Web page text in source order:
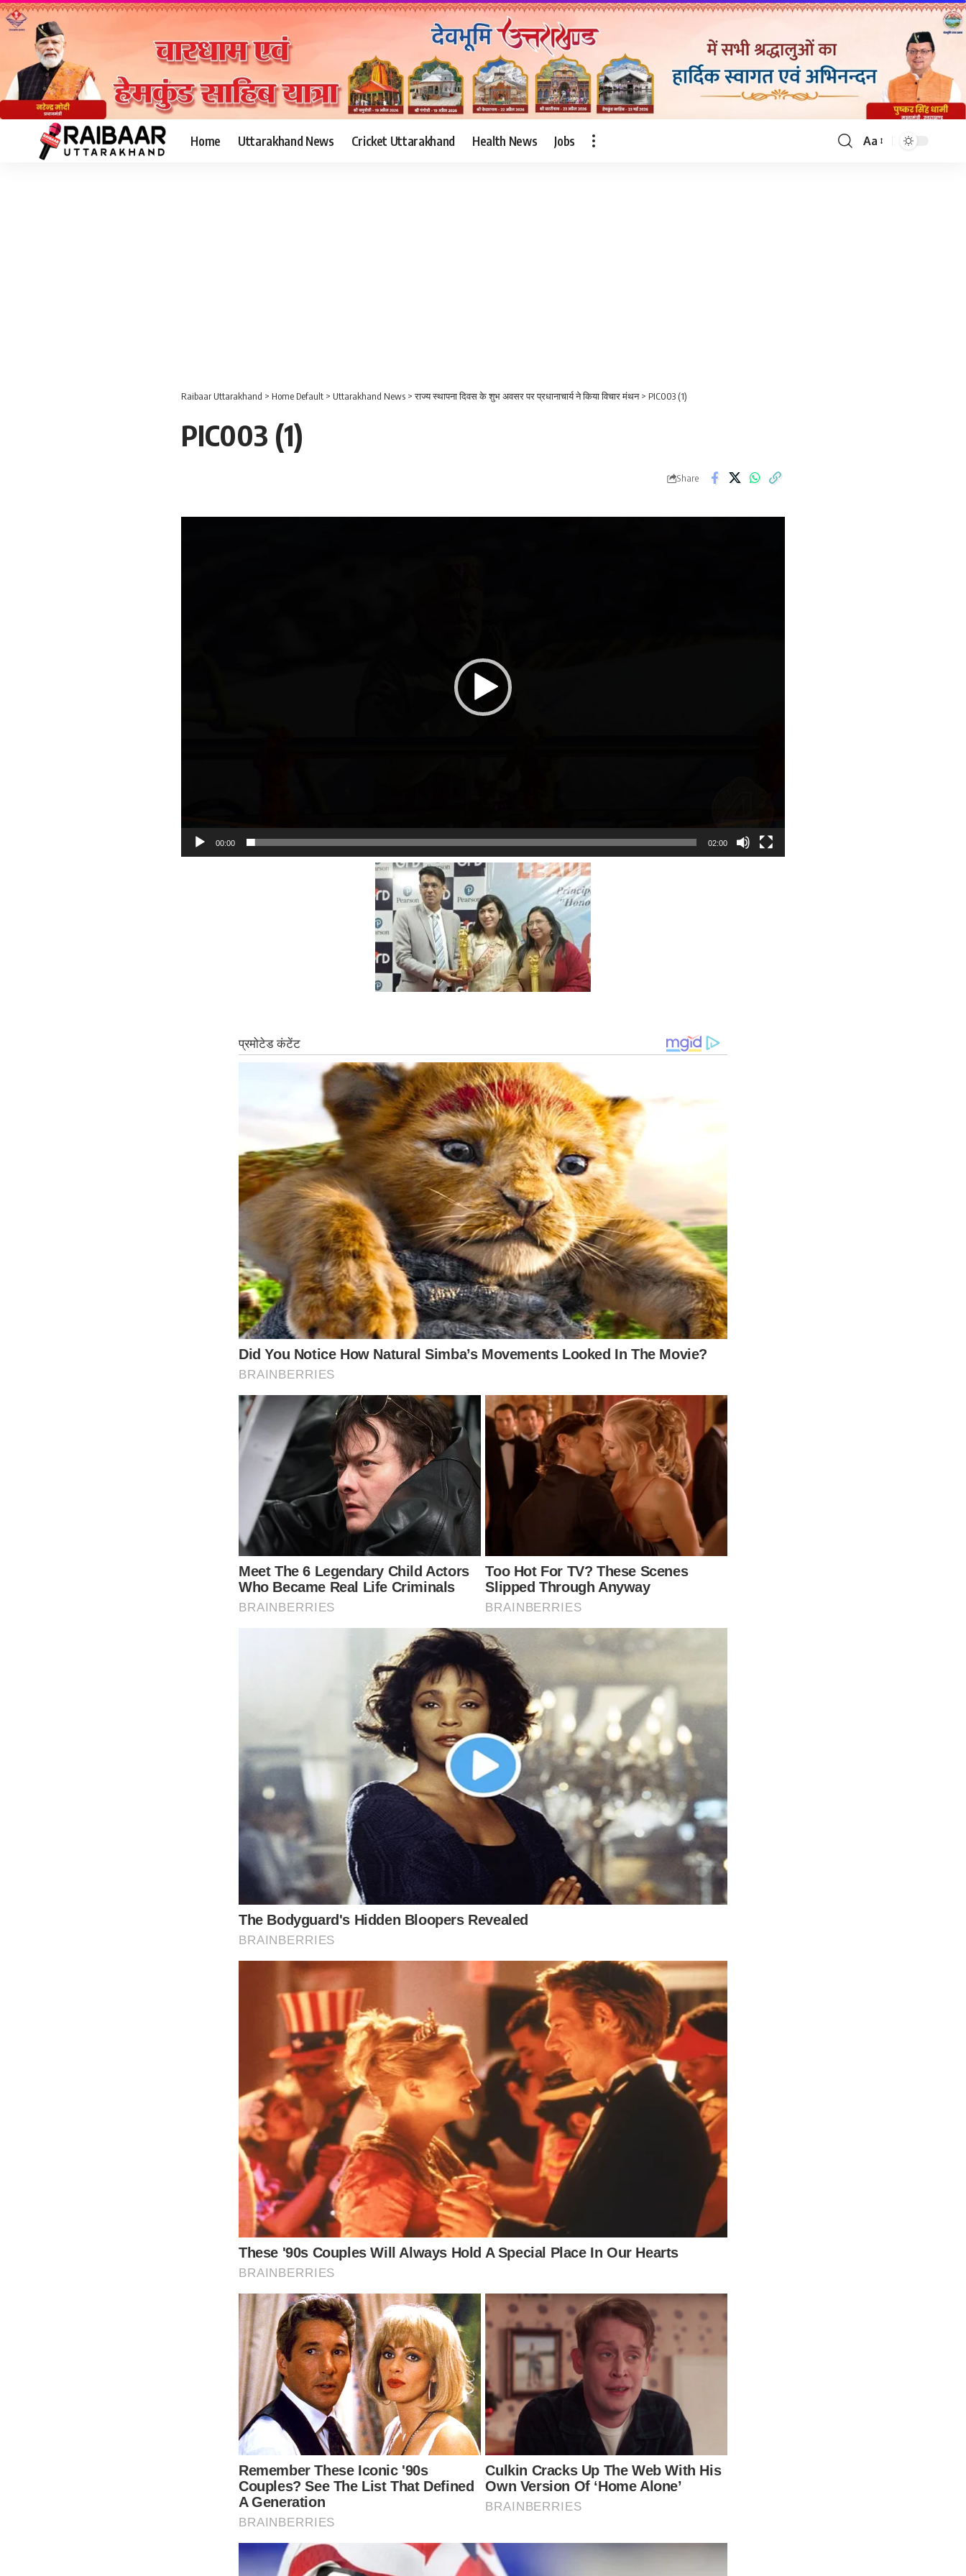
Home Uttarakhand News Cricket Uttarakhand Health News Jobs
Font
Aa
Raibaar Uttarakhand > Home Default > Uttarakhand News >राज्य स्थापना दिवस के शुभ अवसर पर प्रधानाचार्य ने किया विचार मंथन> PIC003 (1)
PIC003 (1)
Share
00:00 02:00